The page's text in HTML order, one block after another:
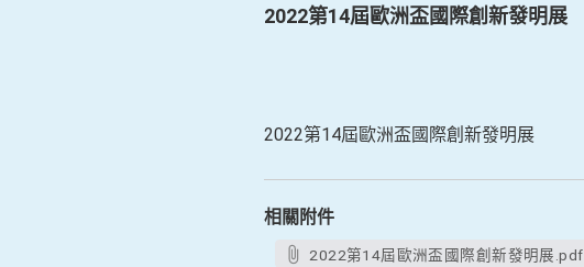
2022第14屆歐洲盃國際創新發明展
2022第14屆歐洲盃國際創新發明展
相關附件
2022第14屆歐洲盃國際創新發明展.pdf